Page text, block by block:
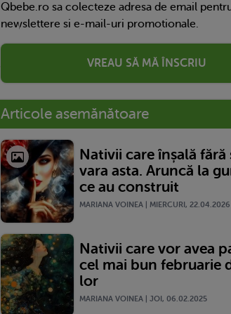
Qbebe.ro sa colecteze adresa de email
newslettere si e-mail-uri promotionale.
VREAU SĂ MĂ ÎNSCRIU
Articole asemănătoare
Nativii care înșală
vara asta. Aruncă la
ce au construit
MARIANA VOINEA | MIERCURI, 22.04.2026
Nativii care vor avea
cel mai bun februarie
lor
MARIANA VOINEA | JOI, 06.02.2025